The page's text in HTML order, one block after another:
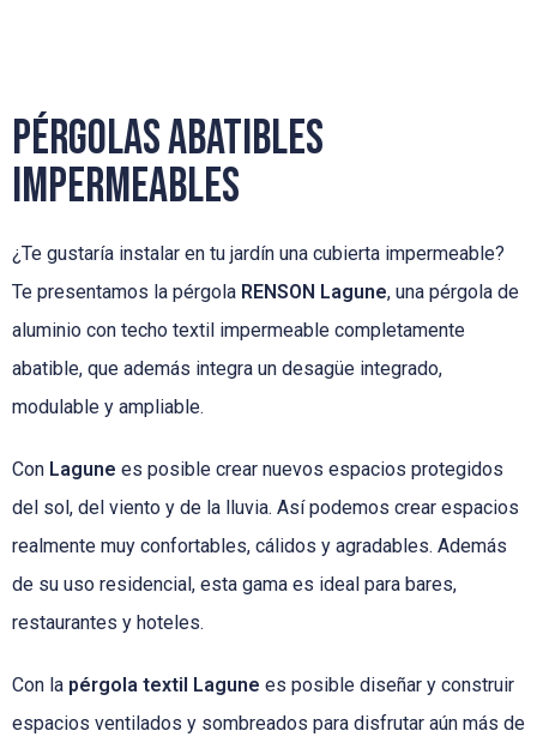
Pérgolas abatibles
impermeables
¿Te gustaría instalar en tu jardín una cubierta impermeable?
Te presentamos la pérgola RENSON Lagune, una pérgola de
aluminio con techo textil impermeable completamente
abatible, que además integra un desagüe integrado,
modulable y ampliable.
Con Lagune es posible crear nuevos espacios protegidos
del sol, del viento y de la lluvia. Así podemos crear espacios
realmente muy confortables, cálidos y agradables. Además
de su uso residencial, esta gama es ideal para bares,
restaurantes y hoteles.
Con la pérgola textil Lagune es posible diseñar y construir
espacios ventilados y sombreados para disfrutar aún más de